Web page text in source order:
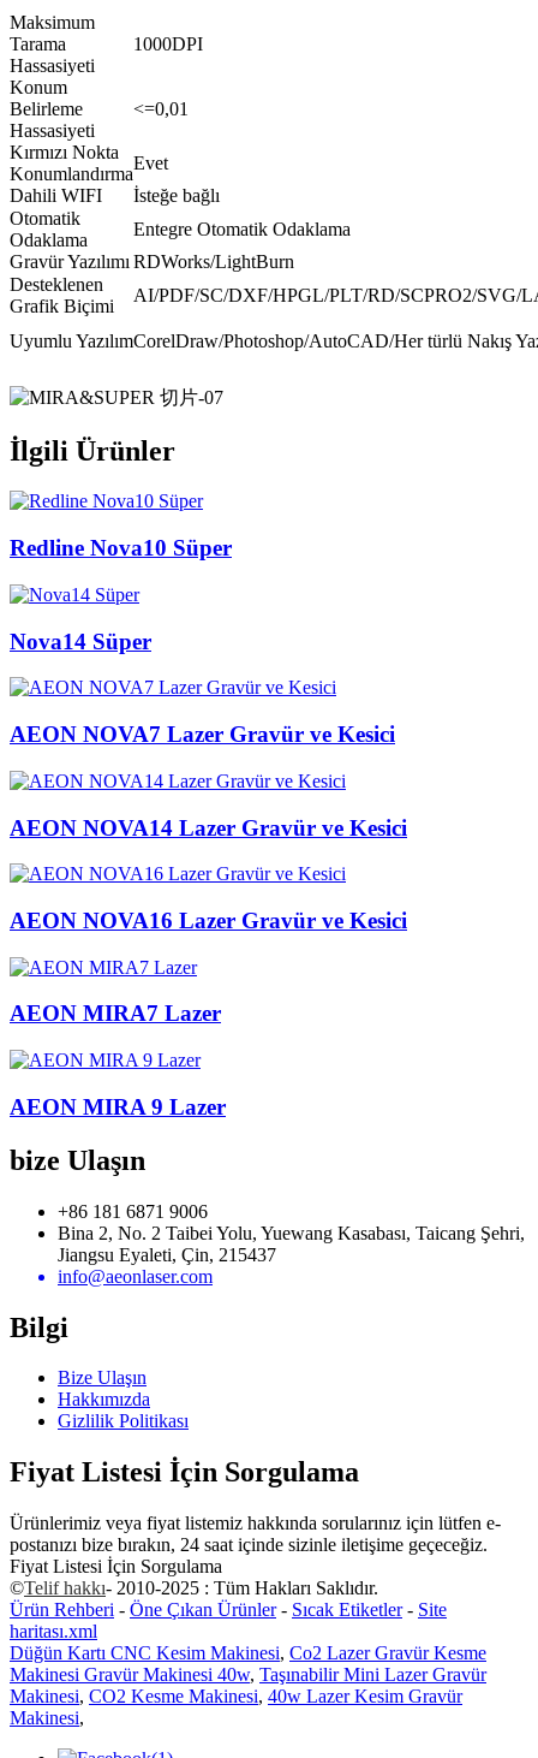
Maksimum
Tarama
Hassasiyeti
1000DPI
Konum
Belirleme
Hassasiyeti
<=0,01
Kırmızı Nokta
Konumlandırma
Evet
Dahili WIFI
İsteğe bağlı
Otomatik
Odaklama
Entegre Otomatik Odaklama
Gravür Yazılımı RDWorks/LightBurn
Desteklenen
Grafik Biçimi
AI/PDF/SC/DXF/HPGL/PLT/RD/SCPRO2/SVG/
Uyumlu YazılımCorelDraw/Photoshop/AutoCAD/Her türlü Nakış
İlgili Ürünler
Redline Nova10 Süper
Nova14 Süper
AEON NOVA7 Lazer Gravür ve Kesici
AEON NOVA14 Lazer Gravür ve Kesici
AEON NOVA16 Lazer Gravür ve Kesici
AEON MIRA7 Lazer
AEON MIRA 9 Lazer
bize Ulaşın
+86 181 6871 9006
Bina 2, No. 2 Taibei Yolu, Yuewang Kasabası, Taicang Şehri,
Jiangsu Eyaleti, Çin, 215437
info@aeonlaser.com
Bilgi
Bize Ulaşın
Hakkımızda
Gizlilik Politikası
Fiyat Listesi İçin Sorgulama
Ürünlerimiz veya fiyat listemiz hakkında sorularınız için lütfen e-
postanızı bize bırakın, 24 saat içinde sizinle iletişime geçeceğiz.
Fiyat Listesi İçin Sorgulama
©Telif hakkı- 2010-2025 : Tüm Hakları Saklıdır.
Ürün Rehberi - Öne Çıkan Ürünler- Sıcak Etiketler- Site
haritası.xml
Düğün Kartı CNC Kesim Makinesi, Co2 Lazer Gravür Kesme
Makinesi Gravür Makinesi 40w, Taşınabilir Mini Lazer Gravür
Makinesi, CO2 Kesme Makinesi, 40w Lazer Kesim Gravür
Makinesi,